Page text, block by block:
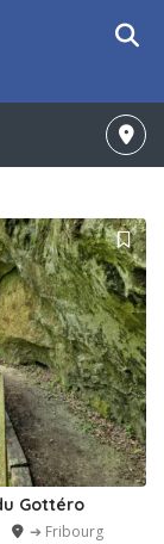
Gottéro
➔ Fribourg